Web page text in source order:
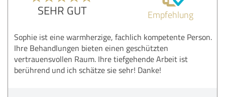
SEHR GUT Empfehlung
Sophie ist eine warmherzige, fachlich kompetente Person.
Ihre Behandlungen bieten einen geschützten
vertrauensvollen Raum. Ihre tiefgehende Arbeit ist
berührend und ich schätze sie sehr! Danke!